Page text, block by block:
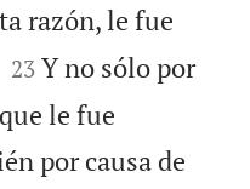
razón, le fue


23 Y no sólo por
le fue
por causa de